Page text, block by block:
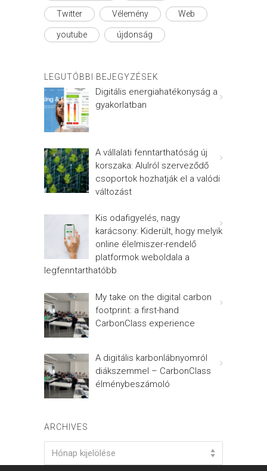
Twitter Vélemény Web
youtube újdonság
LEGUTÓBBI BEJEGYZÉSEK
Digitális energiahatékonyság a
gyakorlatban
A vállalati fenntarthatóság új
korszaka: Alulról szerveződő
csoportok hozhatják el a valódi
változást
Kis odafigyelés, nagy
karácsony: Kiderült, hogy melyik
online élelmiszer-rendelő
platformok weboldala a
legfenntarthatóbb
My take on the digital carbon
footprint: a first-hand
CarbonClass experience
A digitális karbonlábnyomról
diákszemmel – CarbonClass
élménybeszámoló
ARCHIVES
Archives
Hónap kijelölése